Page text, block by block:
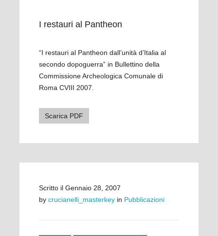
I restauri al Pantheon
“I restauri al Pantheon dall’unità d’Italia al
secondo dopoguerra” in Bullettino della
Commissione Archeologica Comunale di
Roma CVIII 2007.
Scarica PDF
Scritto il Gennaio 28, 2007
by crucianelli_masterkey in Pubblicazioni